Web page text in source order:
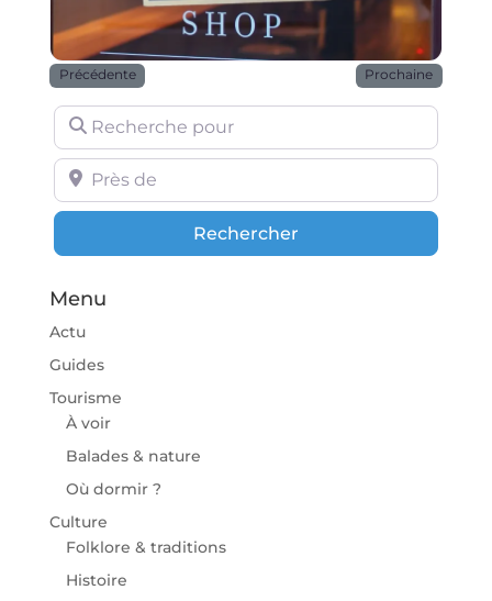
Précédente Prochaine
Recherche pour
Près de
RechercherRechercher
Menu
Actu
Guides
Tourisme
À voir
Balades & nature
Où dormir ?
Culture
Folklore & traditions
Histoire